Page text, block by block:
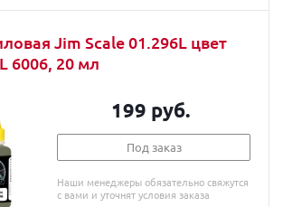
Jim Scale 01.296L цвет
6006, 20 мл
199 руб.
Под заказ
Наши менеджеры обязательно свяжутся
с вами и уточнят условия заказа